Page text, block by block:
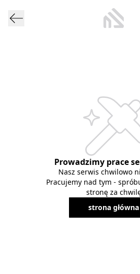
Prowadzimy prace
Nasz serwis chwilowo
Pracujemy nad tym -
stronę za
strona główna